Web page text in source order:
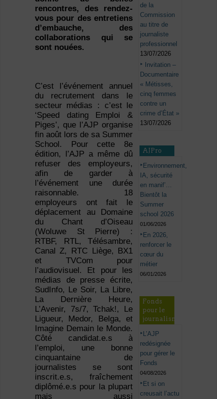
rencontres, des rendez-
vous pour des entretiens
d’embauche, des
collaborations qui se
sont nouées.
C’est l’événement annuel
du recrutement dans le
secteur médias : c’est le
‘Speed dating Emploi &
Piges’, que l’AJP organise
fin août lors de sa Summer
School. Pour cette 8e
édition, l’AJP a même dû
refuser des employeurs,
afin de garder à
l’événement une durée
raisonnable. 18
employeurs ont fait le
déplacement au Domaine
du Chant d’Oiseau
(Woluwe St Pierre) :
RTBF, RTL, Télésambre,
Canal Z, RTC Liège, BX1
et TVCom pour
l’audiovisuel. Et pour les
médias de presse écrite,
SudInfo, Le Soir, La Libre,
La Dernière Heure,
L’Avenir, 7s/7, Tchak!, Le
Ligueur, Medor, Belga, et
Imagine Demain le Monde.
Côté candidat.e.s à
l’emploi, une bonne
cinquantaine de
journalistes se sont
inscrit.e.s, fraîchement
diplômé.e.s pour la plupart
mais aussi
de la
Commission
au titre de
journaliste
professionnel
13/07/2026
Invitation –
Documentaire
« Métisses,
cinq femmes
contre un
crime d’État »
13/07/2026
AJPro
Environnement,
IA, sécurité
en manif’…
Bientôt la
Summer
school 2026
01/06/2026
En 2026,
renforcer le
cœur du
métier
06/01/2026
Fonds
pour le
journalisme
L’AJP
redésignée
pour gérer le
Fonds
04/08/2026
Et si on
creusait l’actu